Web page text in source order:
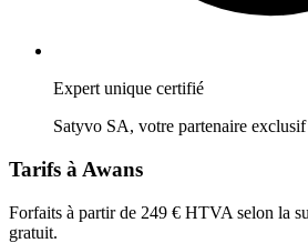
Expert unique certifié
Satyvo SA, votre partenaire exclusif
Tarifs à Awans
Forfaits à partir de 249 € HTVA selon la
gratuit.